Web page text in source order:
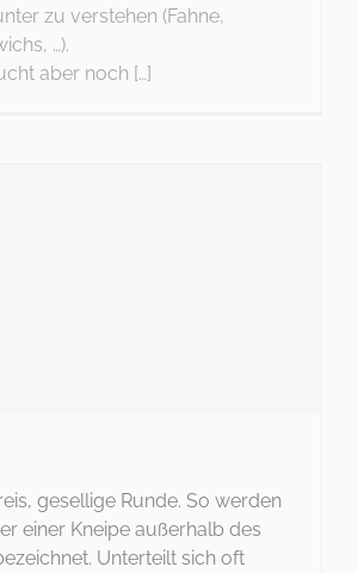
KONTAKT
zu verstehen (Fahne,
…).
aber noch […]
gesellige Runde. So werden
einer Kneipe außerhalb des
Unterteilt sich oft